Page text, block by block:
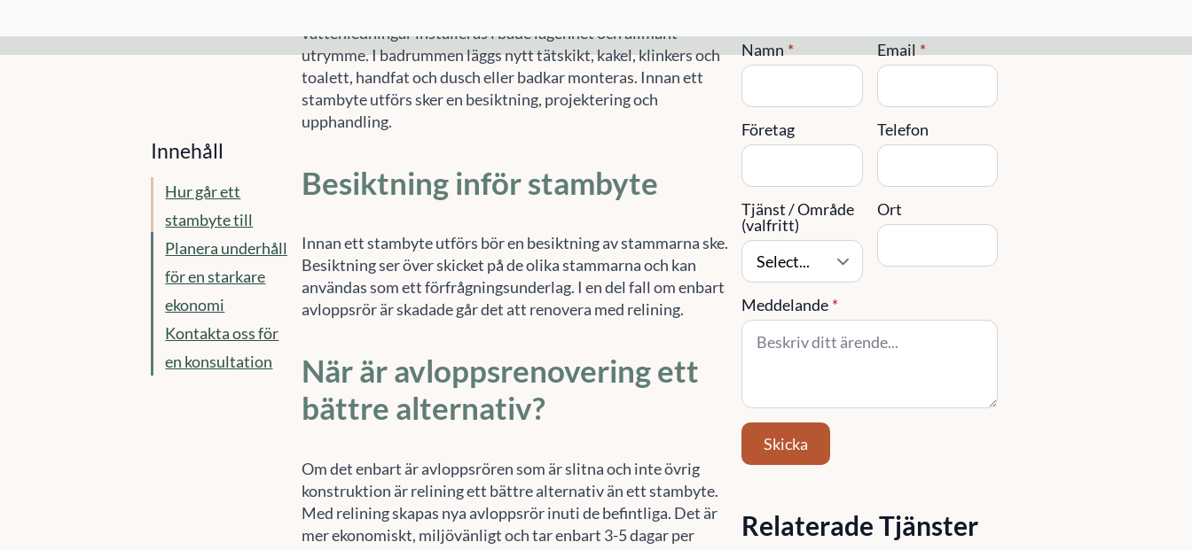
vattenledningar installeras i både lägenhet och allmänt
utrymme. I badrummen läggs nytt tätskikt, kakel, klinkers och
toalett, handfat och dusch eller badkar monteras. Innan ett
stambyte utförs sker en besiktning, projektering och
upphandling.
Besiktning inför stambyte
Innan ett stambyte utförs bör en besiktning av stammarna ske.
Besiktning ser över skicket på de olika stammarna och kan
användas som ett förfrågningsunderlag. I en del fall om enbart
avloppsrör är skadade går det att renovera med relining.
När är avloppsrenovering ett
bättre alternativ?
Om det enbart är avloppsrören som är slitna och inte övrig
konstruktion är relining ett bättre alternativ än ett stambyte.
Med relining skapas nya avloppsrör inuti de befintliga. Det är
mer ekonomiskt, miljövänligt och tar enbart 3-5 dagar per
Namn * Email *
Företag Telefon
Tjänst / Område
(valfritt)
Ort
Meddelande *
Skicka
Relaterade Tjänster